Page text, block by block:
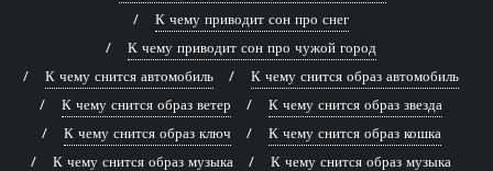
К чему приводит сон про снег
К чему приводит сон про чужой город
К чему снится автомобиль
К чему снится образ автомобиль
К чему снится образ ветер
К чему снится образ звезда
К чему снится образ ключ
К чему снится образ кошка
К чему снится образ музыка
К чему снится образ музыка